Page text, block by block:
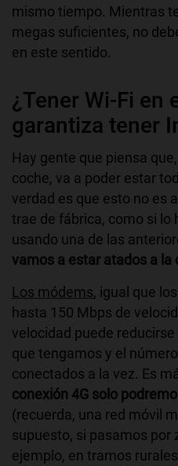
mismo tiempo. Mientras
megas suficientes, no
en este sentido.
¿Tener Wi-Fi en
garantiza tener
Hay gente que piensa
coche, va a poder estar
verdad es que esto no es
trae de fábrica, como si
usando una de las
vamos a estar atados a la
Los módems, igual que
hasta 150 Mbps de
velocidad puede
que tengamos y el
conectados a la vez. Es
conexión 4G solo
(recuerda, una red móvil
supuesto, si pasamos por
ejemplo, en tramos